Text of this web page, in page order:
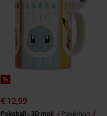
%
€ 12,99
Pokeball - 3D mok
Pokémon